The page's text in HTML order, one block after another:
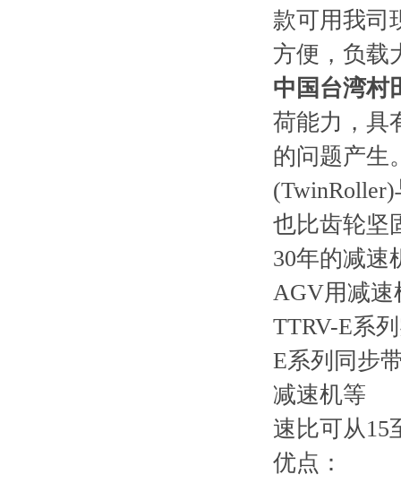
款可用我司
方便，负载
中国台湾村
荷能力，具
的问题产生
也比齿轮坚
30年的减速
AGV用减速
TTRV-E系
E系列同步
减速机等
速比可从15
优点：